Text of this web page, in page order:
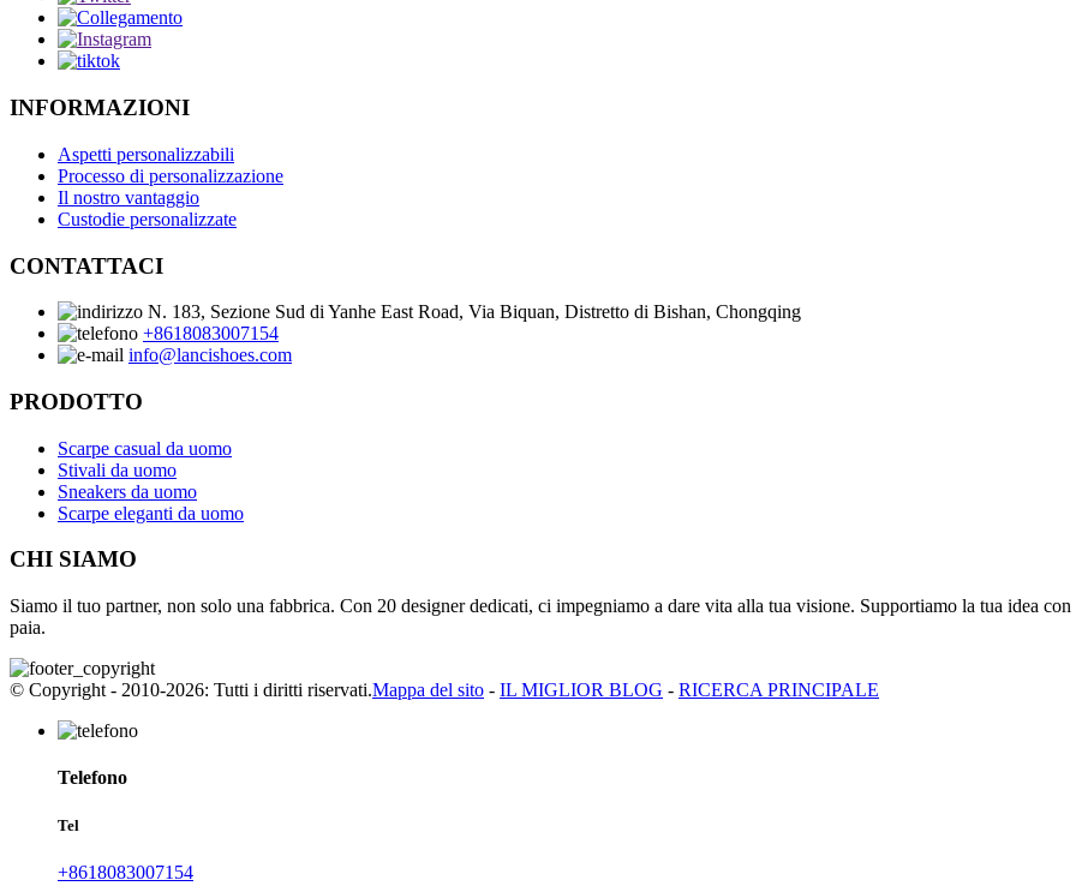
INFORMAZIONI
Aspetti personalizzabili
Processo di personalizzazione
Il nostro vantaggio
Custodie personalizzate
CONTATTACI
N. 183, Sezione Sud di Yanhe East Road, Via Biquan, Distretto di Bishan, Chongqing
+8618083007154
info@lancishoes.com
PRODOTTO
Scarpe casual da uomo
Stivali da uomo
Sneakers da uomo
Scarpe eleganti da uomo
CHI SIAMO
Siamo il tuo partner, non solo una fabbrica. Con 20 designer dedicati, ci impegniamo a dare vita alla tua visione. Supportiamo la tua idea
paia.
© Copyright - 2010-2026: Tutti i diritti riservati.Mappa del sito - IL MIGLIOR BLOG - RICERCA PRINCIPALE
Telefono
Tel
+8618083007154